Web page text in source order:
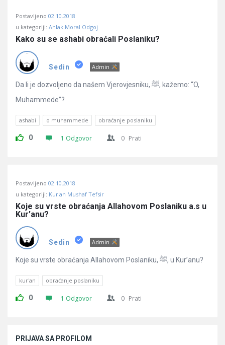
Učene
Latest
Pitanja
Postavljeno 02.10.2018
u kategoriji: Ahlak Moral Odgoj
Kako su se ashabi obraćali Poslaniku?
Sedin Admin
Da li je dozvoljeno da našem Vjerovjesniku, ﷺ, kažemo: “O,
Muhammede”?
ashabi o muhammede obraćanje poslaniku
0 1 Odgovor 0 Prati
Postavljeno 02.10.2018
u kategoriji: Kur'an Mushaf Tefsir
Koje su vrste obraćanja Allahovom Poslaniku a.s u
Kur’anu?
Sedin Admin
Koje su vrste obraćanja Allahovom Poslaniku, ﷺ, u Kur’anu?
kur'an obraćanje poslaniku
0 1 Odgovor 0 Prati
PRIJAVA SA PROFILOM